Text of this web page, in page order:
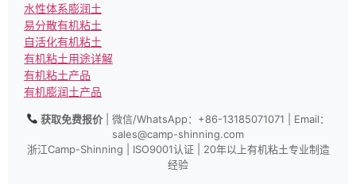
水性体系膨润土
易分散有机粘土
自活化有机粘土
有机粘土用途详解
有机粘土产品
有机膨润土产品
获取免费报价 | 微信/WhatsApp：+86-13185071071 | Email：
sales@camp-shinning.com
浙江Camp-Shinning | ISO9001认证 | 20年以上有机粘土专业制造
经验